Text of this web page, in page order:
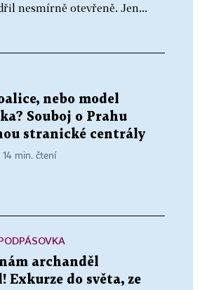
nesmírně otevřeně. Jen...
nebo model
Souboj o Prahu
stranické centrály
14 min. čtení
archanděl
Exkurze do světa, ze